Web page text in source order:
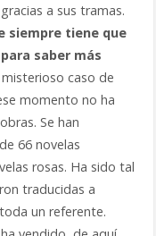
a sus tramas.
siempre tiene que
saber más
misterioso caso de
momento no ha
Se han
66 novelas
rosas. Ha sido tal
traducidas a
un referente.